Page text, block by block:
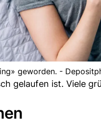
geworden. -
gelaufen ist. Viele